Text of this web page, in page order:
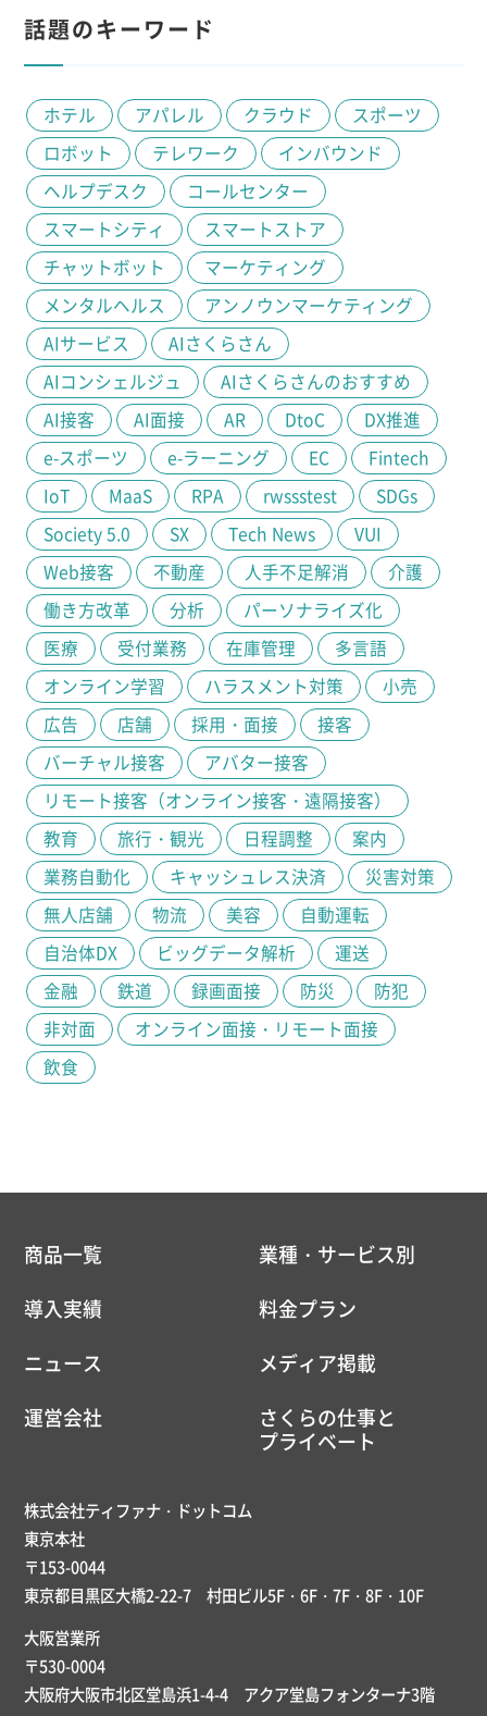
話題のキーワード
ホテル アパレル クラウド
スポーツ
ロボット
テレワーク
インバウンド
ヘルプデスク
コールセンター
スマートシティ
スマートストア
チャットボット
マーケティング
メンタルヘルス
アンノウンマーケティング
AIサービス
AIさくらさん
AIコンシェルジュ
AIさくらさんのおすすめ
AI接客
AI面接 AR DtoC
DX推進
e-スポーツ
e-ラーニング EC
Fintech
IoT
MaaS RPA rwssstest
SDGs
Society 5.0
SX Tech News
VUI
Web接客
不動産 人手不足解消
介護
働き方改革
分析
パーソナライズ化
医療
受付業務 在庫管理
多言語
オンライン学習
ハラスメント対策
小売
広告
店舗 採用・面接
接客
バーチャル接客
アバター接客
リモート接客（オンライン接客・遠隔接客）
教育
旅行・観光 日程調整
案内
業務自動化
キャッシュレス決済
災害対策
無人店舗
物流 美容
自動運転
自治体DX
ビッグデータ解析
運送
金融
鉄道 録画面接 防災
防犯
非対面
オンライン面接・リモート面接
飲食
商品一覧
業種・サービス別
導入実績
料金プラン
ニュース
メディア掲載
運営会社
さくらの仕事と
プライベート
株式会社ティファナ・ドットコム
東京本社
〒153-0044
東京都目黒区大橋2-22-7 村田ビル5F・6F・7F・8F・10F
大阪営業所
〒530-0004
大阪府大阪市北区堂島浜1-4-4 アクア堂島フォンターナ3階